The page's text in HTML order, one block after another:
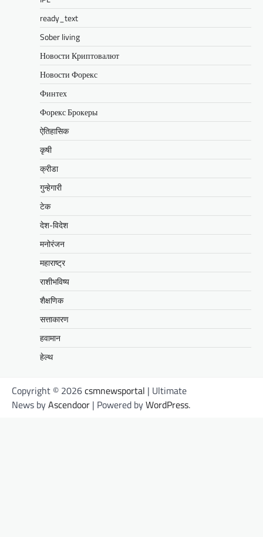
ready_text
Sober living
Новости Криптовалют
Новости Форекс
Финтех
Форекс Брокеры
ऐतिहासिक
कृषी
क्रीडा
गुन्हेगारी
टेक
देश-विदेश
मनोरंजन
महाराष्ट्र
राशीभविष्य
शैक्षणिक
सत्ताकारण
हवामान
हेल्थ
Copyright © 2026csmnewsportal | Ultimate
News byAscendoor | Powered byWordPress.